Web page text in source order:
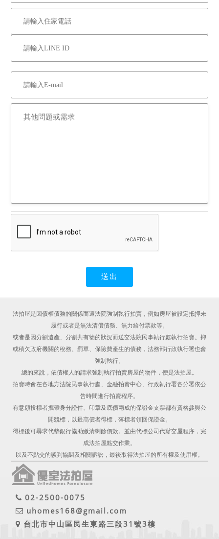
法拍屋是因債權債務的關係而遭法院強制執行拍賣，例如房屋被設定抵押未
履行或者是無法清償債務、無力給付票款等。
或者是因分割遺產、分割共有物的狀況而送交法院民事執行處執行拍賣。抑
或積欠政府機關的稅務、罰單、保險費產生的債務，法務部行政執行署也會
強制執行。
總的來說，依債權人的請求強制執行拍賣房屋的物件，便是法拍屋。
拍賣時會在各地方法院民事執行處、金融拍賣中心、行政執行署各分署依公
告時間進行拍賣程序。
有意願投標者攜帶身分證件、印章及底價兩成的保證金支票都有資格參與公
開競標，以最高價者得標，落標者領回保證金。
得標後可尋求代墊銀行協助繳清剩餘價款。並由代標公司代辦交屋程序，完
成法拍屋點交作業。
以及不點交的談判協調及相關訴訟，最後取得法拍屋的所有權及使用權。
02-2500-0075
uhomes168@gmail.com
台北市中山區民生東路三段31號3樓